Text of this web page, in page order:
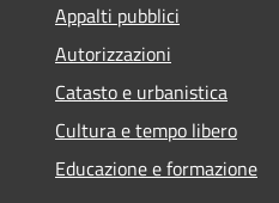
Appalti pubblici
Autorizzazioni
Catasto e urbanistica
Cultura e tempo libero
Educazione e formazione